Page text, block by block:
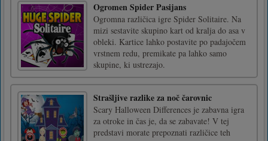
Ogromen Spider Pasijans
Ogromna različica igre Spider Solitaire. Na
mizi sestavite skupino kart od kralja do asa v
obleki. Kartice lahko postavite po padajočem
vrstnem redu, premikate pa lahko samo
skupine, ki ustrezajo.
Strašljive razlike za noč čarovnic
Scary Halloween Differences je zabavna igra
za otroke in čas je, da se zabavate! V tej
predstavi morate prepoznati različice teh